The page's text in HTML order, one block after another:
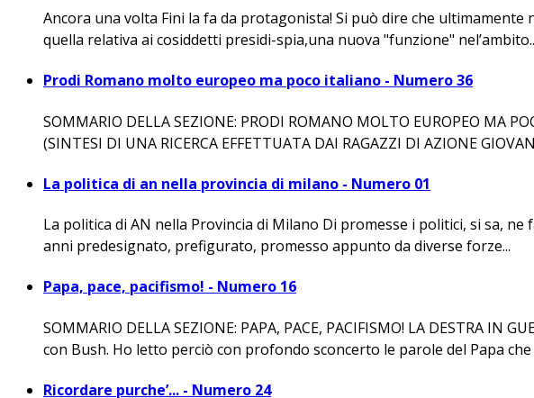
Ancora una volta Fini la fa da protagonista! Si può dire che ultimamente
quella relativa ai cosiddetti presidi-spia,una nuova "funzione"
Prodi Romano molto europeo ma poco italiano - Numero 36
SOMMARIO DELLA SEZIONE: PRODI ROMANO MOLTO EUROPEO MA
(SINTESI DI UNA RICERCA EFFETTUATA DAI RAGAZZI DI AZIONE
La politica di an nella provincia di milano - Numero 01
La politica di AN nella Provincia di Milano Di promesse i politici, si sa,
anni predesignato, prefigurato, promesso appunto da diverse forze...
Papa, pace, pacifismo! - Numero 16
SOMMARIO DELLA SEZIONE: PAPA, PACE, PACIFISMO! LA DESTRA IN
con Bush. Ho letto perciò con profondo sconcerto le parole del Papa
Ricordare purche’... - Numero 24